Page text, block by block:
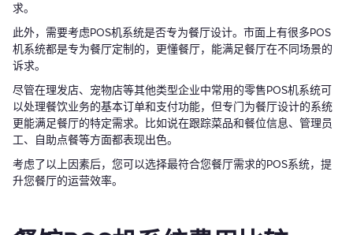
求。
此外，需要考虑POS机系统是否专为餐厅设计。市面上有很多POS
机系统都是专为餐厅定制的，更懂餐厅，能满足餐厅在不同场景的
诉求。
尽管在理发店、宠物店等其他类型企业中常用的零售POS机系统可
以处理餐饮业务的基本订单和支付功能，但专门为餐厅设计的系统
更能满足餐厅的特定需求。比如说在跟踪菜品和餐位信息、管理员
工、自助点餐等方面都表现出色。
考虑了以上因素后，您可以选择最符合您餐厅需求的POS系统，提
升您餐厅的运营效率。